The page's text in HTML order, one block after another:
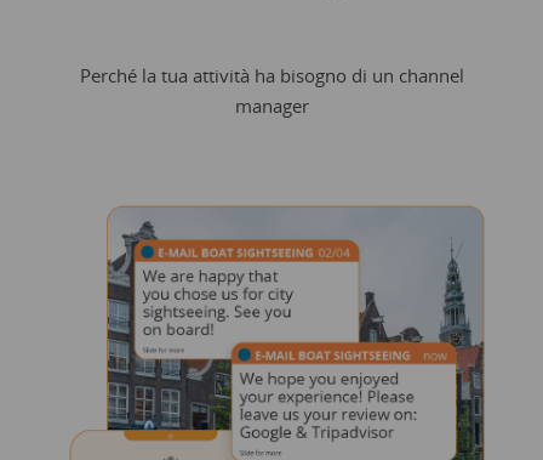
Perché la tua attività ha bisogno di un channel
manager